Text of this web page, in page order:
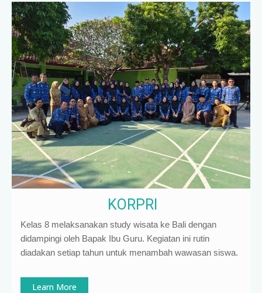
KORPRI
Kelas 8 melaksanakan study wisata ke Bali dengan
didampingi oleh Bapak Ibu Guru. Kegiatan ini rutin
diadakan setiap tahun untuk menambah wawasan siswa.
Learn More